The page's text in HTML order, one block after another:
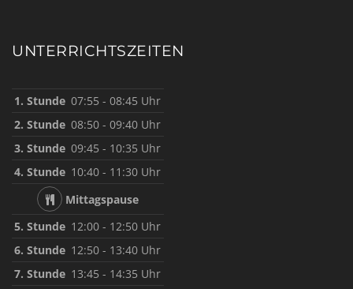
UNTERRICHTSZEITEN
1. Stunde 07:55 - 08:45 Uhr
2. Stunde 08:50 - 09:40 Uhr
3. Stunde 09:45 - 10:35 Uhr
4. Stunde 10:40 - 11:30 Uhr
Mittagspause
5. Stunde 12:00 - 12:50 Uhr
6. Stunde 12:50 - 13:40 Uhr
7. Stunde 13:45 - 14:35 Uhr